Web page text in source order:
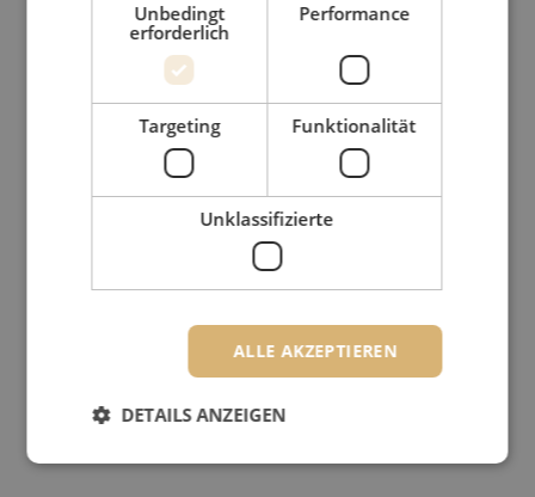
Unbedingt
erforderlich
Performance
Targeting Funktionalität
Unklassifizierte
ALLE AKZEPTIEREN
DETAILS ANZEIGEN